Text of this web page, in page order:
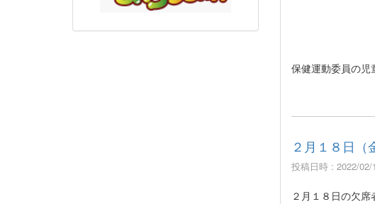
保健運動委員の
２月１８日（
投稿日時 : 2022/02/
２月１８日の欠席